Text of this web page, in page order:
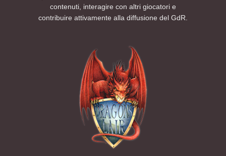
contenuti, interagire con altri giocatori e
contribuire attivamente alla diffusione del GdR.